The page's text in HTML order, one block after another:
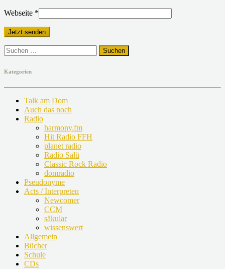
Webseite *
Suchen
nach:
Kategorien
Talk am Dom
Auch das noch
Radio
harmony.fm
Hit Radio FFH
planet radio
Radio Salü
Classic Rock Radio
domradio
Pseudonyme
Acts / Interpreten
Newcomer
CCM
säkular
wissenswert
Allgemein
Bücher
Schule
CDs